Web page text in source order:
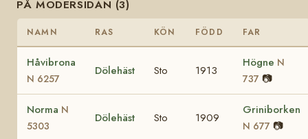
PÅ MODERSIDAN (3)
NAMN RAS KÖN FÖDD FAR
Håvibrona
N 6257
Dölehäst Sto 1913
Högne N
737 📷
Norma N
5303
Dölehäst Sto 1909
Griniborken
N 677 📷